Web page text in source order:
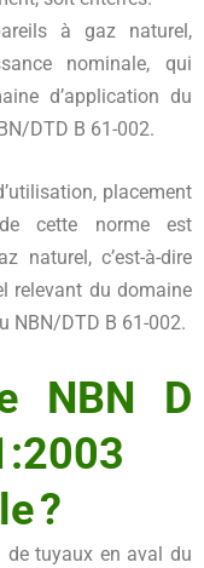
à gaz naturel,
nominale, qui
d’application du
DTD B 61-002.
placement
cette norme est
naturel, c’est-à-dire
relevant du domaine
NBN/DTD B 61-002.
NBN D
?
de tuyaux en aval du